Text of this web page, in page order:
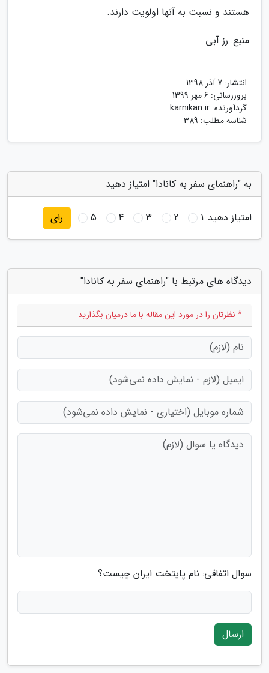
هستند و نسبت به آنها اولویت دارند.
منبع: رز آبی
انتشار: 7 آذر 1398
بروزرسانی: 6 مهر 1399
گردآورنده: karnikan.ir
شناسه مطلب: 389
به "راهنمای سفر به کانادا" امتیاز دهید
امتیاز دهید:1
2
3
4
5 رای
دیدگاه های مرتبط با "راهنمای سفر به کانادا"
* نظرتان را در مورد این مقاله با ما درمیان بگذارید
سوال اتفاقی: نام پایتخت ایران چیست؟
ارسال